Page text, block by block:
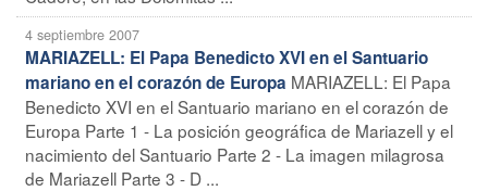
4 septiembre 2007
MARIAZELL: El Papa Benedicto XVI en el Santuario
mariano en el corazón de Europa MARIAZELL: El Papa
Benedicto XVI en el Santuario mariano en el corazón de
Europa Parte 1 - La posición geográfica de Mariazell y el
nacimiento del Santuario Parte 2 - La imagen milagrosa
de Mariazell Parte 3 - D ...